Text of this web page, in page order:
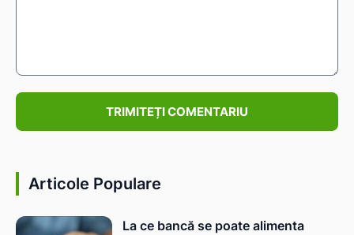
Articole Populare
La ce bancă se poate alimenta